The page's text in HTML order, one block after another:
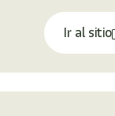
Ir al sitio